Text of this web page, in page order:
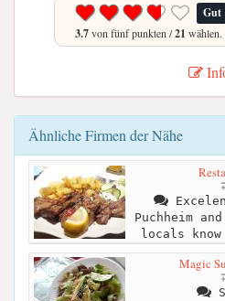
Gut
3.7von fünf punkten /21 wählen.
Ähnliche Firmen der Nähe
Puchheim
locals
Magic